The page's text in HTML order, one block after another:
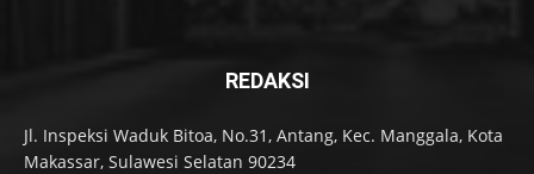
REDAKSI
Jl. Inspeksi Waduk Bitoa, No.31, Antang, Kec. Manggala, Kota
Makassar, Sulawesi Selatan 90234